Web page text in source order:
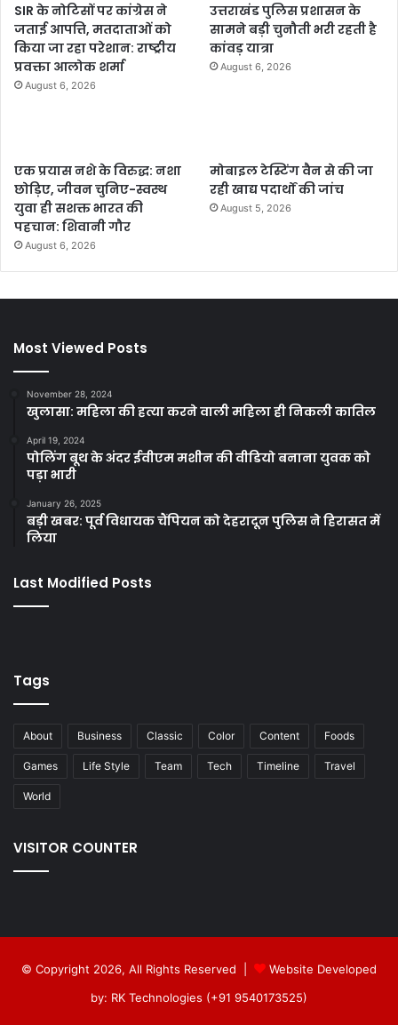
SIR के नोटिसों पर कांग्रेस ने
जताई आपत्ति, मतदाताओं को
किया जा रहा परेशान: राष्ट्रीय
प्रवक्ता आलोक शर्मा
August 6, 2026
उत्तराखंड पुलिस प्रशासन के
सामने बड़ी चुनौती भरी रहती है
कांवड़ यात्रा
August 6, 2026
एक प्रयास नशे के विरुद्ध: नशा
छोड़िए, जीवन चुनिए-स्वस्थ
युवा ही सशक्त भारत की
पहचान: शिवानी गौर
August 6, 2026
मोबाइल टेस्टिंग वैन से की जा
रही खाद्य पदार्थों की जांच
August 5, 2026
Most Viewed Posts
November 28, 2024
खुलासा: महिला की हत्या करने वाली महिला ही निकली कातिल
April 19, 2024
पोलिंग बूथ के अंदर ईवीएम मशीन की वीडियो बनाना युवक को
पड़ा भारी
January 26, 2025
बड़ी खबर: पूर्व विधायक चैंपियन को देहरादून पुलिस ने हिरासत में
लिया
Last Modified Posts
Tags
About Business Classic Color Content Foods
Games Life Style Team Tech Timeline Travel
World
VISITOR COUNTER
© Copyright 2026, All Rights Reserved |
Website Developed
by: RK Technologies (+91 9540173525)